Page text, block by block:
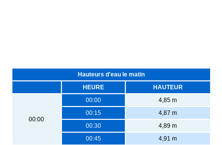
Hauteurs d'eau le matin
HEURE
HAUTEUR
00:00
00:00
4,85 m
00:15
4,87 m
00:30
4,89 m
00:45
4,91 m